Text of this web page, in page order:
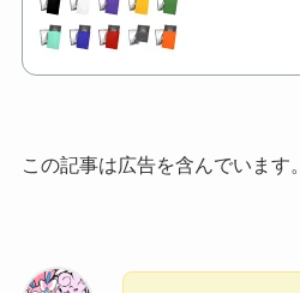
この記事は広告を含んでいます。